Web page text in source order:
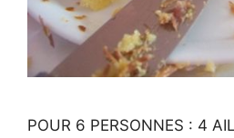
POUR 6 PERSONNES : 4